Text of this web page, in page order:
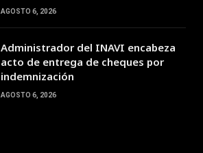
AGOSTO 6, 2026
Administrador del INAVI encabeza
acto de entrega de cheques por
indemnización
AGOSTO 6, 2026